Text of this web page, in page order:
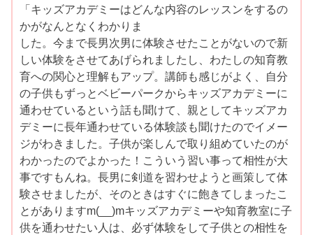
「キッズアカデミーはどんな内容のレッスンをするの
かがなんとなくわかりま
した。今まで長男次男に体験させたことがないので新
しい体験をさせてあげられましたし、わたしの知育教
育への関心と理解もアップ。講師も感じがよく、自分
の子供もずっとベビーパークからキッズアカデミーに
通わせているという話も聞けて、親としてキッズアカ
デミーに長年通わせている体験談も聞けたのでイメー
ジがわきました。子供が楽しんで取り組めていたのが
わかったのでよかった！こういう習い事って相性が大
事ですもんね。長男に剣道を習わせようと画策して体
験させましたが、そのときはすぐに飽きてしまったこ
とがありますm(__)mキッズアカデミーや知育教室に子
供を通わせたい人は、必ず体験をして子供との相性を